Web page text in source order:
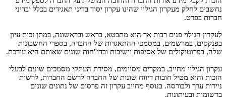
נחשבים לחלק מעקרון הגילוי שהינו עקרון יסוד בדיני תאגידים בכלל ובדיני
חברות בפרט.
לעקרון הגילוי פנים רבות אך הוא מתבטא, בראש ובראשונה, במתן זכות עיון
בפנקסים, במרשמים, במסמכי ההתאגדות של החברה, בספרי החשבונות
שלה, בפרוטוקולים של אסיפות וישיבות ובדו"חות שונים שאותם היא עורכת.
עקרון הגילוי מחייב, במקרים מסוימים, מסירת העתקי מסמכים שונים לבעלי
הזכות והוא מטיל חובות דיווח שונות של החברה לרשם החברות, לרשות
ניירות ערך ולבורסה. בנוסף מחייב עקרון זה פרסום של נתונים שונים
ברשומות ובעיתונות.